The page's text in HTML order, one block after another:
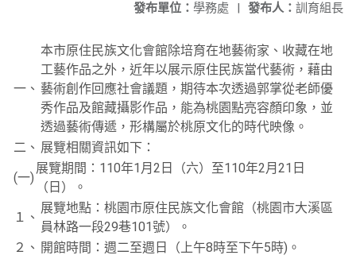
發布人： 訓育組長
發布單位： 學務處 |
一、
本市原住民族文化會館除培育在地藝術家、收藏在地
工藝作品之外，近年以展示原住民族當代藝術，藉由
藝術創作回應社會議題，期待本次透過郭掌從老師優
秀作品及館藏攝影作品，能為桃園點亮容顏印象，並
透過藝術傳遞，形構屬於桃原文化的時代映像。
二、 展覽相關資訊如下：
(一)
展覽期間：110年1月2日（六）至110年2月21日
（日）。
１、
展覽地點：桃園市原住民族文化會館（桃園市大溪區
員林路一段29巷101號）。
２、 開館時間：週二至週日（上午8時至下午5時)。